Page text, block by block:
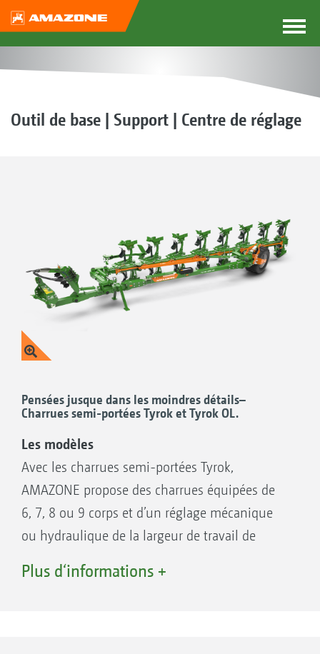
Outil de base | Support | Centre de réglage
Pensées jusque dans les moindres détails–
Charrues semi-portées Tyrok et Tyrok OL.
Les modèles
Avec les charrues semi-portées Tyrok,
AMAZONE propose des charrues équipées de
6, 7, 8 ou 9 corps et d’un réglage mécanique
ou hydraulique de la largeur de travail de
d’utilisation exigeantes. Grâce à sa simplicité
Plus d‘informations +